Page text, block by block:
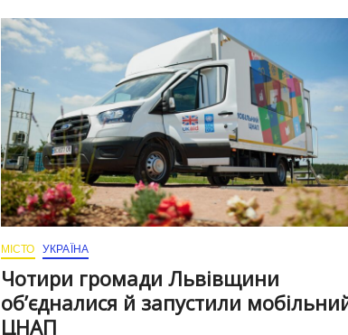
МІСТО УКРАЇНА
Чотири громади Львівщини
об’єдналися й запустили
ЦНАП